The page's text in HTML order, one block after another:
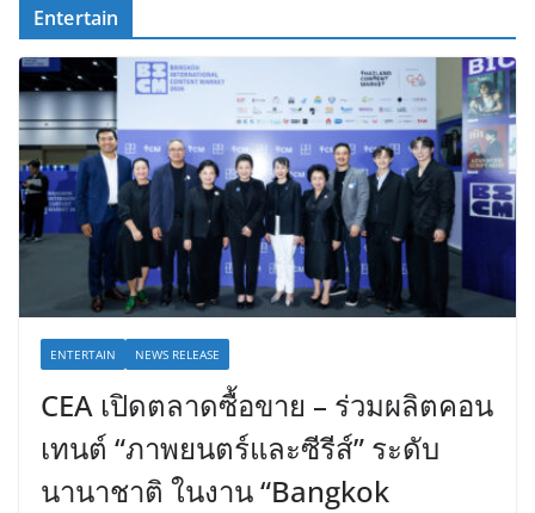
Entertain
ENTERTAIN NEWS RELEASE
CEA เปิดตลาดซื้อขาย – ร่วมผลิตคอน
เทนต์ “ภาพยนตร์และซีรีส์” ระดับ
นานาชาติ ในงาน “Bangkok